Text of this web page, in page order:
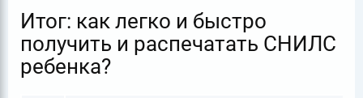
Итог: как легко и быстро
получить и распечатать СНИЛС
ребенка?